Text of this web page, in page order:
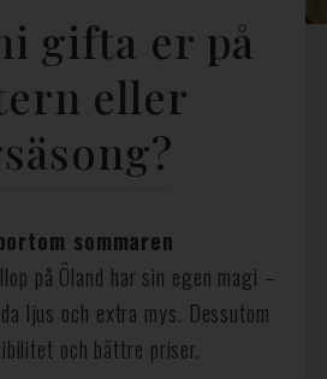
gifta er på
eller
sommaren
på Öland har sin egen magi –
ljus och extra mys. Dessutom
och bättre priser.